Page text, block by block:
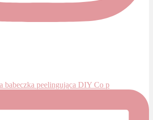
babeczka peelingująca DIY Co p